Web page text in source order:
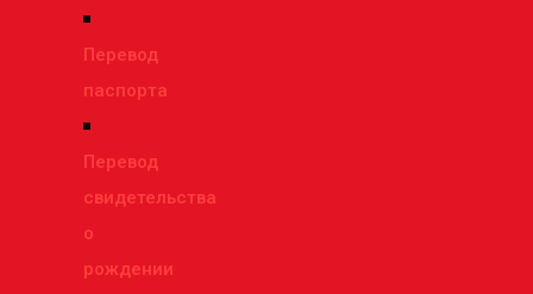
Перевод
паспорта
Перевод
свидетельства
о
рождении